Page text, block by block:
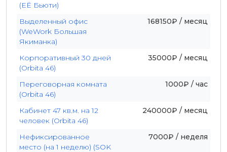
(ЕЁ Бьюти)
Выделенный офис
(WeWork Большая
Якиманка)
168150₽ / месяц
Корпоративный 30 дней
(Orbita 46)
35000₽ / месяц
Переговорная комната
(Orbita 46)
1000₽ / час
Кабинет 47 кв.м. на 12
человек (Orbita 46)
240000₽ / месяц
Нефиксированное
место (на 1 неделю) (SOK
7000₽ / неделя